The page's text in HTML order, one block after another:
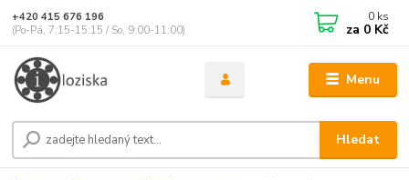
Menu
Hledat
+420 415 676 196
(Po-Pá, 7:15-15:15 / So, 9:00-11:00)
0 ks
za 0 Kč